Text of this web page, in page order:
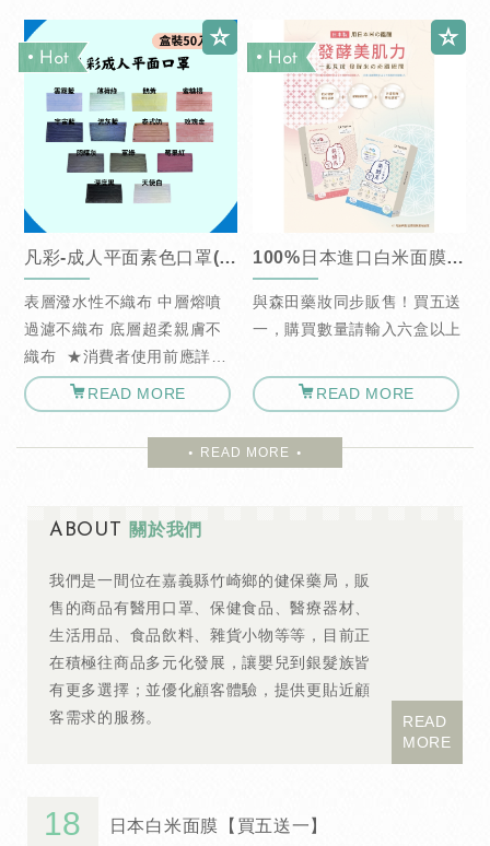
凡彩-成人平面素色口罩(盒裝50入)
表層潑水性不織布 中層熔噴
過濾不織布 底層超柔親膚不
織布 ★消費者使用前應詳閱
醫療器材說明書★ ★衛生用
品一經出售恕無退換貨★
READ MORE
100%日本進口白米面膜(5片/盒)
與森田藥妝同步販售！買五送
一，購買數量請輸入六盒以上
READ MORE
READ MORE
ABOUT 關於我們
我們是一間位在嘉義縣竹崎鄉的健保藥局，販
售的商品有醫用口罩、保健食品、醫療器材、
生活用品、食品飲料、雜貨小物等等，目前正
在積極往商品多元化發展，讓嬰兒到銀髮族皆
有更多選擇；並優化顧客體驗，提供更貼近顧
客需求的服務。
READ
MORE
18 日本白米面膜【買五送一】